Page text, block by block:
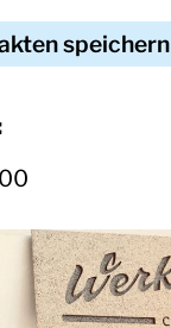
speichern